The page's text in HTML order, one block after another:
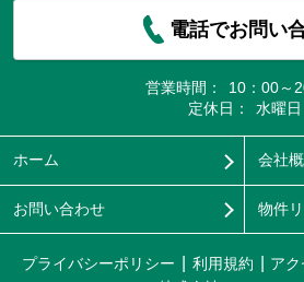
電話でお問い
営業時間：
10：00～
定休日：
水曜日
ホーム 会社
お問い合わせ 物件
プライバシーポリシー 利用規約 ア